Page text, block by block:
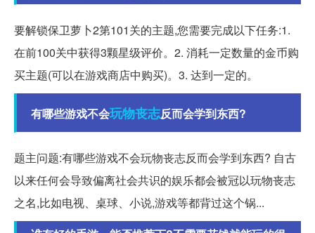
要解锁保卫萝卜2第101关的主题,您需要完成以下任务:1.
在前100关中获得3颗星级评价。2. 消耗一定数量的金币购
买主题(可以在游戏商店中购买)。3. 达到一定的。
有哪些游戏不会玩物丧志反而会学到东西?
题主问题:有哪些游戏不会玩物丧志反而会学到东西? 自古
以来任何会导致偏离社会共识的娱乐都会被冠以玩物丧志
之名,比如电视、桌球、小说,游戏等都背过这个锅...